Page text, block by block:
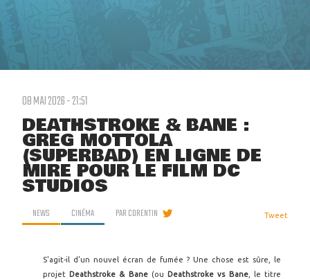
08 MAI 2026 - 21:51
DEATHSTROKE & BANE :
GREG MOTTOLA
(SUPERBAD) EN LIGNE DE
MIRE POUR LE FILM DC
STUDIOS
NEWS CINÉMA PARCORENTIN Tweet
S'agit-il d'un nouvel écran de fumée ? Une chose est sûre, le
projet Deathstroke & Bane(ou Deathstroke vs Bane, le titre